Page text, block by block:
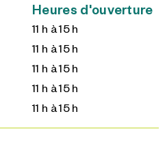
Heures d'ouverture
11 h à 15 h
11 h à 15 h
11 h à 15 h
11 h à 15 h
11 h à 15 h